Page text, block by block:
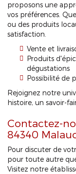
proposons une
vos préférences.
ou des produits
satisfaction.
Vente et
Produits
dégustations
Possibilité de
Rejoignez notre
histoire, un savoir-
Contactez-
84340
Pour discuter de
pour toute autre
Visitez notre